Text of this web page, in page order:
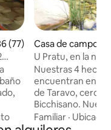
promedio: 4.86 de
(77)
Casa de campo
icchisano
U Pratu, en la
Petru
Nuestras 4
encuentran en el
de Taravo, cerca
Bicchisano. Nuestros cuatro bungalows
de madera o
Petru, todos
Familiar ·